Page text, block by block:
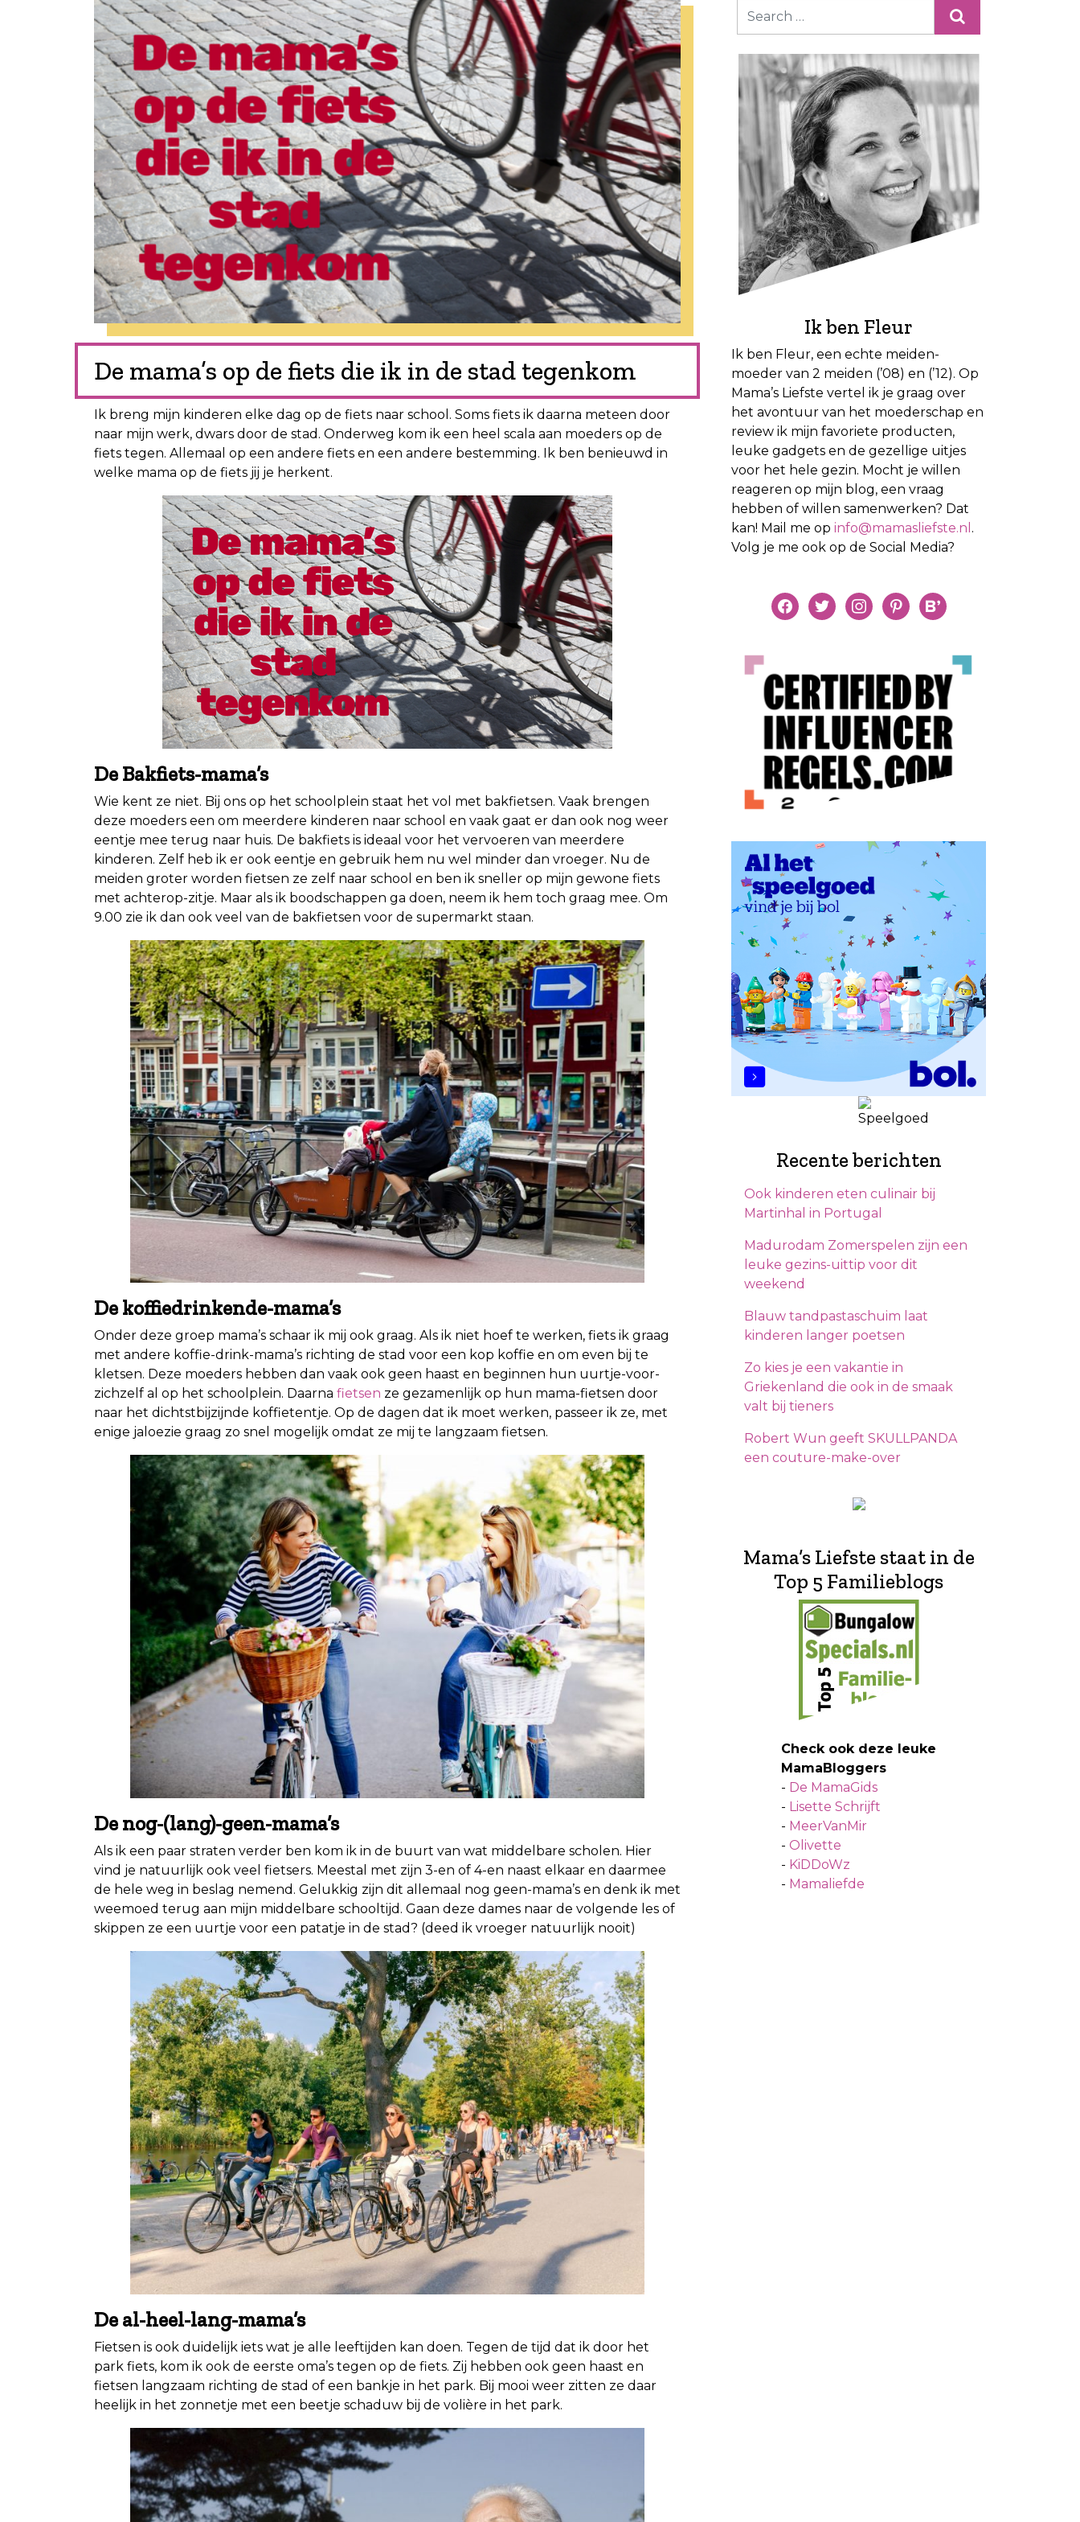
De mama’s op de fiets die ik in de stad tegenkom
Ik breng mijn kinderen elke dag op de fiets naar school. Soms fiets ik daarna meteen door
naar mijn werk, dwars door de stad. Onderweg kom ik een heel scala aan moeders op de
fiets tegen. Allemaal op een andere fiets en een andere bestemming. Ik ben benieuwd in
welke mama op de fiets jij je herkent.
De Bakfiets-mama’s
Wie kent ze niet. Bij ons op het schoolplein staat het vol met bakfietsen. Vaak brengen
deze moeders een om meerdere kinderen naar school en vaak gaat er dan ook nog weer
eentje mee terug naar huis. De bakfiets is ideaal voor het vervoeren van meerdere
kinderen. Zelf heb ik er ook eentje en gebruik hem nu wel minder dan vroeger. Nu de
meiden groter worden fietsen ze zelf naar school en ben ik sneller op mijn gewone fiets
met achterop-zitje. Maar als ik boodschappen ga doen, neem ik hem toch graag mee. Om
9.00 zie ik dan ook veel van de bakfietsen voor de supermarkt staan.
De koffiedrinkende-mama’s
Onder deze groep mama’s schaar ik mij ook graag. Als ik niet hoef te werken, fiets ik graag
met andere koffie-drink-mama’s richting de stad voor een kop koffie en om even bij te
kletsen. Deze moeders hebben dan vaak ook geen haast en beginnen hun uurtje-voor-
zichzelf al op het schoolplein. Daarna fietsen ze gezamenlijk op hun mama-fietsen door
naar het dichtstbijzijnde koffietentje. Op de dagen dat ik moet werken, passeer ik ze, met
enige jaloezie graag zo snel mogelijk omdat ze mij te langzaam fietsen.
De nog-(lang)-geen-mama’s
Als ik een paar straten verder ben kom ik in de buurt van wat middelbare scholen. Hier
vind je natuurlijk ook veel fietsers. Meestal met zijn 3-en of 4-en naast elkaar en daarmee
de hele weg in beslag nemend. Gelukkig zijn dit allemaal nog geen-mama’s en denk ik met
weemoed terug aan mijn middelbare schooltijd. Gaan deze dames naar de volgende les of
skippen ze een uurtje voor een patatje in de stad? (deed ik vroeger natuurlijk nooit)
De al-heel-lang-mama’s
Fietsen is ook duidelijk iets wat je alle leeftijden kan doen. Tegen de tijd dat ik door het
park fiets, kom ik ook de eerste oma’s tegen op de fiets. Zij hebben ook geen haast en
fietsen langzaam richting de stad of een bankje in het park. Bij mooi weer zitten ze daar
heelijk in het zonnetje met een beetje schaduw bij de volière in het park.
Ik ben Fleur
Ik ben Fleur, een echte meiden-
moeder van 2 meiden (’08) en (’12). Op
Mama’s Liefste vertel ik je graag over
het avontuur van het moederschap en
review ik mijn favoriete producten,
leuke gadgets en de gezellige uitjes
voor het hele gezin. Mocht je willen
reageren op mijn blog, een vraag
hebben of willen samenwerken? Dat
kan! Mail me op info@mamasliefste.nl .
Volg je me ook op de Social Media?
facebooktwitterinstagrampinterestbloglovin
Recente berichten
Ook kinderen eten culinair bij
Martinhal in Portugal
Madurodam Zomerspelen zijn een
leuke gezins-uittip voor dit
weekend
Blauw tandpastaschuim laat
kinderen langer poetsen
Zo kies je een vakantie in
Griekenland die ook in de smaak
valt bij tieners
Robert Wun geeft SKULLPANDA
een couture-make-over
Mama’s Liefste staat in de
Top 5 Familieblogs
Check ook deze leuke
MamaBloggers
- De MamaGids
- Lisette Schrijft
- MeerVanMir
- Olivette
- KiDDoWz
- Mamaliefde